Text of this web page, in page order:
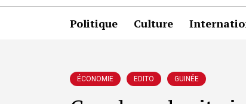
Politique Culture
ÉCONOMIE EDITO GUINÉE